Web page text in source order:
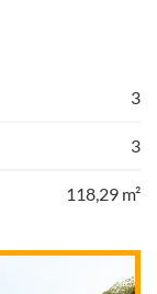
3
3
118,29 m²